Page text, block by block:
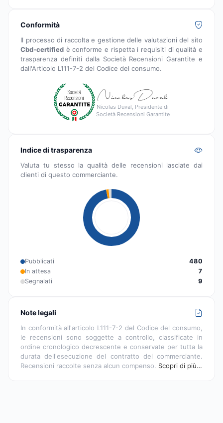
Conformità
Il processo di raccolta e gestione delle valutazioni del sito
Cbd-certified è conforme e rispetta i requisiti di qualità e
trasparenza definiti dalla Società Recensioni Garantite e
dall'Articolo L111-7-2 del Codice del consumo.
Nicolas Duval, Presidente di
Società Recensioni Garantite
Indice di trasparenza
Valuta tu stesso la qualità delle recensioni lasciate dai
clienti di questo commerciante.
Pubblicati
480
In attesa
7
Segnalati
9
Note legali
In conformità all'articolo L111-7-2 del Codice del consumo,
le recensioni sono soggette a controllo, classificate in
ordine cronologico decrescente e conservate per tutta la
durata dell'esecuzione del contratto del commerciante.
Recensioni raccolte senza alcun compenso. Scopri di più…